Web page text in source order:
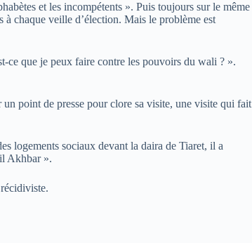
et les incompétents ». Puis toujours sur le même
chaque veille d’élection. Mais le problème est
ce que je peux faire contre les pouvoirs du wali ? ».
point de presse pour clore sa visite, une visite qui fait
logements sociaux devant la daira de Tiaret, il a
Akhbar ».